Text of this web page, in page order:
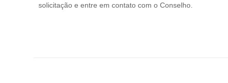
solicitação e entre em contato com o Conselho.